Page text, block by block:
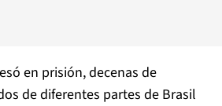
en prisión, decenas de
de diferentes partes de Brasil